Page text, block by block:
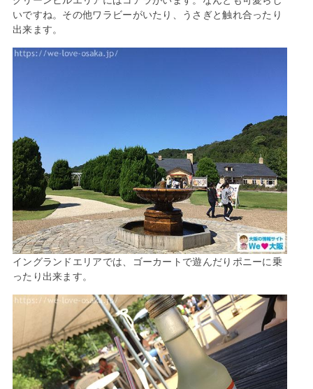
いですね。その他ワラビーがいたり、うさぎと触れ合ったり
出来ます。
イングランドエリアでは、ゴーカートで遊んだりポニーに乗
ったり出来ます。